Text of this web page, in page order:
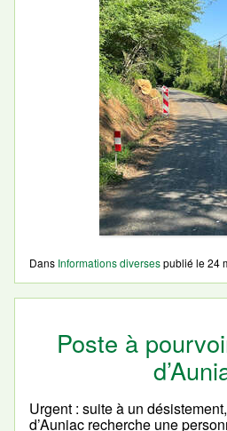
Dans Informations diversespublié le24
Poste à
Urgent : suite à un
d’Auniac recherche une